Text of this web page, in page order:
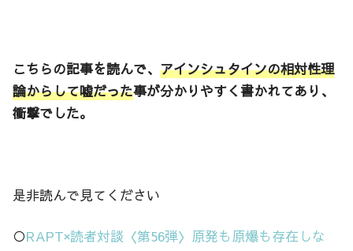
こちらの記事を読んで、 アインシュタインの相対性理
論からして嘘だった事が分かりやすく書かれてあり、
衝撃でした。
是非読んで見てください
○RAPT×読者対談〈第56弾〉原発も原爆も存在しな